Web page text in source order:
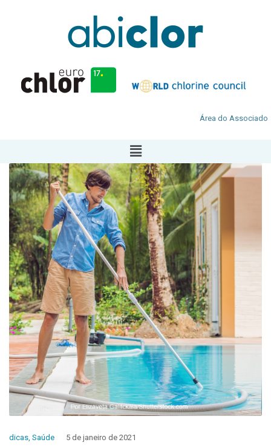
Área do Associado
dicas, Saúde 5 de janeiro de 2021